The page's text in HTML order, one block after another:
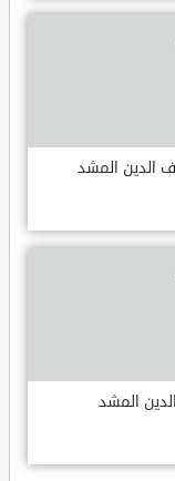
الدين المشد
المشد